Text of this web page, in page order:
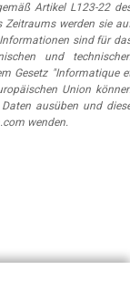
Artikel L123-22
Zeitraums werden sie
sind für
und
Gesetz "Informatique
Union
ausüben und
wenden.